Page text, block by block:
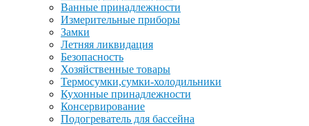
Ванные принадлежности
Измерительные приборы
Замки
Летняя ликвидация
Безопасность
Хозяйственные товары
Термосумки,сумки-холодильники
Кухонные принадлежности
Консервирование
Подогреватель для бассейна